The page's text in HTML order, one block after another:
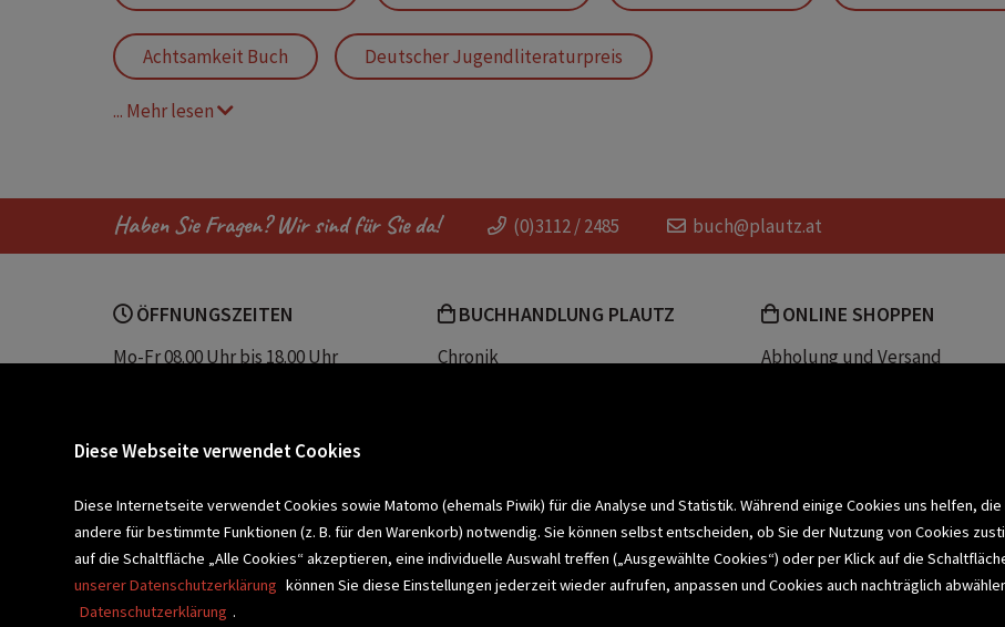
Achtsamkeit Buch Deutscher Jugendliteraturpreis
... Mehr lesen
Haben Sie Fragen? Wir sind für Sie da! (0)3112 / 2485 buch@plautz.at
ÖFFNUNGSZEITEN
Mo-Fr 08.00 Uhr bis 18.00 Uhr
Sparkassenplatz 2
BUCHHANDLUNG PLAUTZ
Chronik
ONLINE SHOPPEN
Abholung und Versand
BLEIBEN WIR IN KONTAKT! Newsletter abonnieren >
Diese Webseite verwendet Cookies
Diese Internetseite verwendet Cookies sowie Matomo (ehemals Piwik) für die Analyse und Statistik. Während einige Cookies uns helfen,
andere für bestimmte Funktionen (z. B. für den Warenkorb) notwendig. Sie können selbst entscheiden, ob Sie der Nutzung von Cookies
auf die Schaltfläche „Alle Cookies“ akzeptieren, eine individuelle Auswahl treffen („Ausgewählte Cookies“) oder per Klick auf die
unserer Datenschutzerklärung können Sie diese Einstellungen jederzeit wieder aufrufen, anpassen und Cookies auch nachträglich
Datenschutzerklärung .